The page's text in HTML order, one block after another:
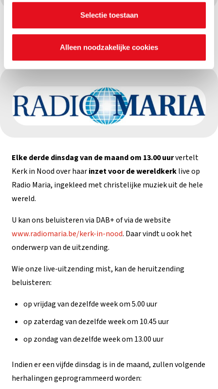
Selectie toestaan
Alleen noodzakelijke cookies
Radio Maria
Elke derde dinsdag van de maand om 13.00 uurvertelt
Kerk in Nood over haarinzet voor de wereldkerklive op
Radio Maria, ingekleed met christelijke muziek uit de hele
wereld.
U kan ons beluisteren via DAB+ of via de website
www.radiomaria.be/kerk-in-nood. Daar vindt u ook het
onderwerp van de uitzending.
Wie onze live-uitzending mist, kan de heruitzending
beluisteren:
op vrijdag van dezelfde week om 5.00 uur
op zaterdag van dezelfde week om 10.45 uur
op zondag van dezelfde week om 13.00 uur
Indien er een vijfde dinsdag is in de maand, zullen volgende
herhalingen geprogrammeerd worden: